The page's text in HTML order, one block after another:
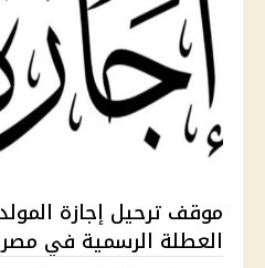
العطلة الرسمية في مصر